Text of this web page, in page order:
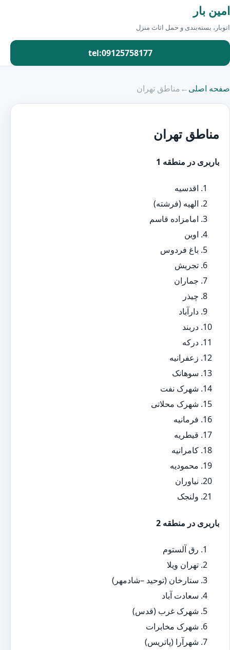
امین بار
اتوبار، بسته‌بندی و حمل اثاث منزل
tel:09125758177
صفحه اصلی← مناطق تهران
مناطق تهران
باربری در منطقه 1
اقدسیه
الهیه (فرشته)
امامزاده قاسم
اوین
باغ فردوس
تجریش
جماران
چیذر
دارآباد
دربند
درکه
زعفرانیه
سوهانک
شهرک نفت
شهرک محلاتی
فرمانیه
قیطریه
کامرانیه
محمودیه
نیاوران
ولنجک
باربری در منطقه 2
رق آلستوم
تهران ویلا
ستارخان (توحید –شادمهر)
سعادت آباد
شهرک غرب (قدس)
شهرک مخابرات
شهرآرا (پاتریس)